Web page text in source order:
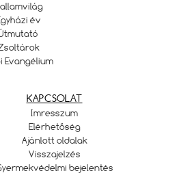
év
Evangélium
KAPCSOLAT
Imresszum
Elérhetőség
Ajánlott oldalak
Visszajelzés
bejelentés